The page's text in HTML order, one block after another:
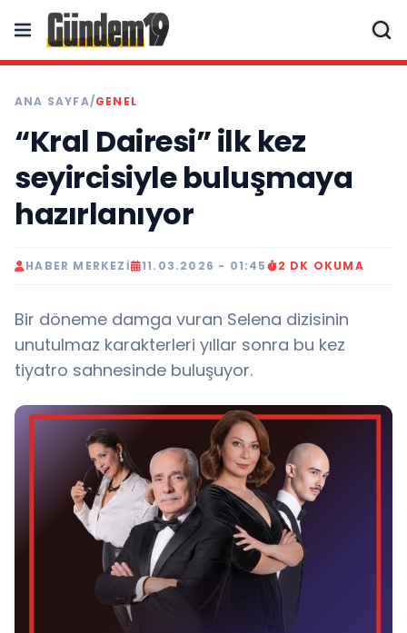
ANA SAYFA/GENEL
“Kral Dairesi” ilk kez
seyircisiyle buluşmaya
hazırlanıyor
HABER MERKEZI 11.03.2026 - 01:45 2 DK OKUMA
Bir döneme damga vuran Selena dizisinin
unutulmaz karakterleri yıllar sonra bu kez
tiyatro sahnesinde buluşuyor.